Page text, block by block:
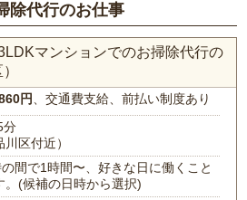
除代行のお仕事
マンションでのお掃除代行の
円 、交通費支給、前払い制度あり
分
川区付近）
間で1時間〜、好きな日に働くこと
。(候補の日時から選択)